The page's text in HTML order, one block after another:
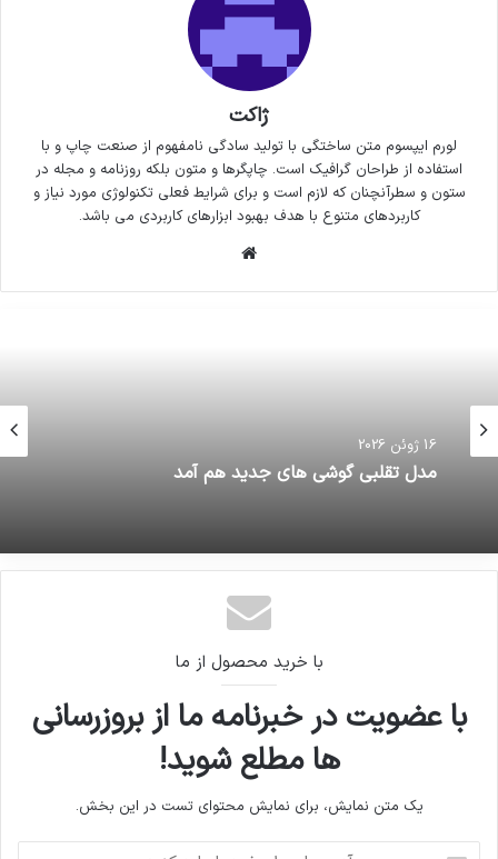
ژاکت
لورم ایپسوم متن ساختگی با تولید سادگی نامفهوم از صنعت چاپ و با
استفاده از طراحان گرافیک است. چاپگرها و متون بلکه روزنامه و مجله در
ستون و سطرآنچنان که لازم است و برای شرایط فعلی تکنولوژی مورد نیاز و
کاربردهای متنوع با هدف بهبود ابزارهای کاربردی می باشد.
16 ژوئن 2026
فرش قرمز مجلس برای تحلیف روحانی
با خرید محصول از ما
با عضویت در خبرنامه ما از بروزرسانی
ها مطلع شوید!
یک متن نمایش، برای نمایش محتوای تست در این بخش.